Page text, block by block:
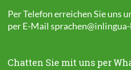
Per Telefon erreichen Sie uns
per E-Mail
Chatten Sie mit uns per